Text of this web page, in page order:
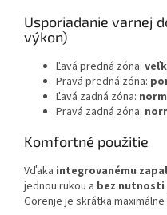
Usporiadanie varnej
výkon)
Ľavá predná zóna:
Pravá predná zóna:
Ľavá zadná zóna:
Pravá zadná zóna:
Komfortné použitie
Vďaka integrovanému
jednou rukou a bez
Gorenje je skrátka